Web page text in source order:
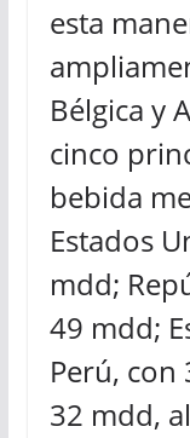
esta
Bélgica y
cinco
bebida
Estados
mdd;
49 mdd;
Perú, con
32 mdd,